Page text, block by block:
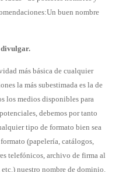
buen nombre
divulgar.
más básica de cualquier
la más subestimada es la de
los medios disponibles para
debemos por tanto
tipo de formato bien sea
(papelería, catálogos,
telefónicos, archivo de firma al
nuestro nombre de dominio.